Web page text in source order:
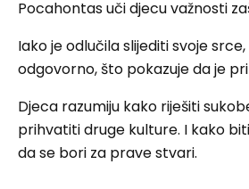
Pocahontas uči djecu važnosti
Iako je odlučila slijediti svoje
odgovorno, što pokazuje da je
Djeca razumiju kako riješiti
prihvatiti druge kulture. I kako
da se bori za prave stvari.